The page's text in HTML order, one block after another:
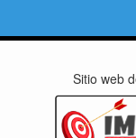
Sitio web